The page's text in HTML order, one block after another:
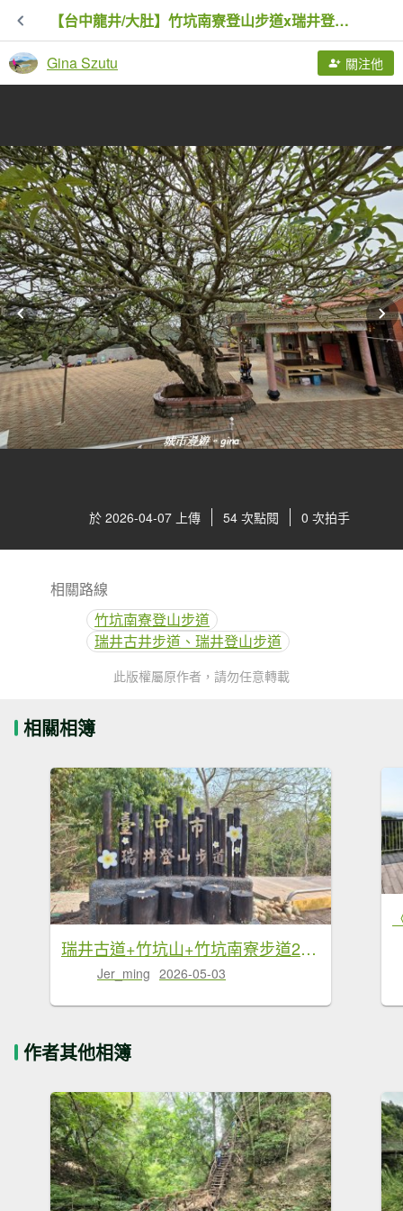
【台中龍井/大肚】竹坑南寮登山步道x瑞井登山步道O繞
Gina Szutu 關注他
於 2026-04-07 上傳 54 次點閱 0 次拍手
相關路線
竹坑南寮登山步道
瑞井古井步道、瑞井登山步道
此版權屬原作者，請勿任意轉載
相關相簿
瑞井古道+竹坑山+竹坑南寮步道20260328
Jer_ming 2026-05-03
作者其他相簿